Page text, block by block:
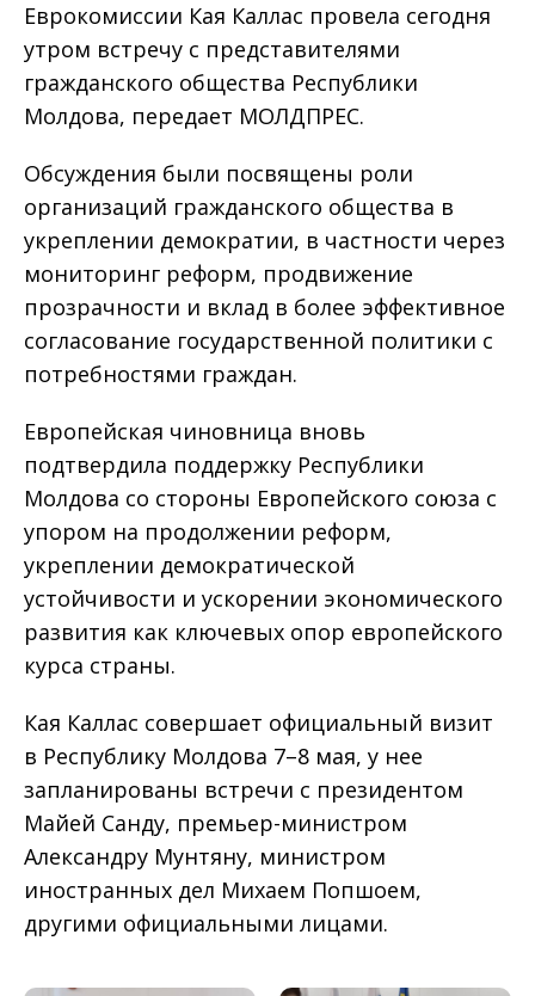
Еврокомиссии Кая Каллас провела сегодня
утром встречу с представителями
гражданского общества Республики
Молдова, передает МОЛДПРЕС.
Обсуждения были посвящены роли
организаций гражданского общества в
укреплении демократии, в частности через
мониторинг реформ, продвижение
прозрачности и вклад в более эффективное
согласование государственной политики с
потребностями граждан.
Европейская чиновница вновь
подтвердила поддержку Республики
Молдова со стороны Европейского союза с
упором на продолжении реформ,
укреплении демократической
устойчивости и ускорении экономического
развития как ключевых опор европейского
курса страны.
Кая Каллас совершает официальный визит
в Республику Молдова 7–8 мая, у нее
запланированы встречи с президентом
Майей Санду, премьер-министром
Александру Мунтяну, министром
иностранных дел Михаем Попшоем,
другими официальными лицами.